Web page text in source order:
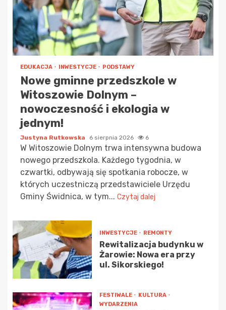
EDUKACJA INWESTYCJE PODSTAWY
Nowe gminne przedszkole w
Witoszowie Dolnym –
nowoczesność i ekologia w
jednym!
Justyna Rutkowska 6 sierpnia 2026 6
W Witoszowie Dolnym trwa intensywna budowa
nowego przedszkola. Każdego tygodnia, w
czwartki, odbywają się spotkania robocze, w
których uczestniczą przedstawiciele Urzędu
Gminy Świdnica, w tym... Czytaj dalej
INWESTYCJE REMONTY
Rewitalizacja budynku w
Żarowie: Nowa era przy
ul. Sikorskiego!
FESTIWALE
KULTURA
WYDARZENIA